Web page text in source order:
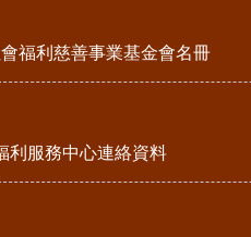
福利慈善事業基金會名冊
利服務中心連絡資料